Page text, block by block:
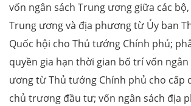
vốn ngân sách Trung ương giữa các
Trung ương và địa phương từ Ủy ban
Quốc hội cho Thủ tướng Chính phủ;
quyền gia hạn thời gian bố trí vốn
ương từ Thủ tướng Chính phủ cho cấp
chủ trương đầu tư; vốn ngân sách địa